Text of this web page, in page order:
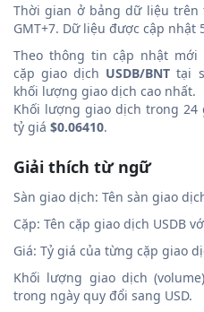
Thời gian ở bảng dữ liệu
GMT+7. Dữ liệu được cập nhật
Theo thông tin cập nhật mới
cặp giao dịch USDB/BNT tại
khối lượng giao dịch cao nhất.
Khối lượng giao dịch trong
tỷ giá $0.06410.
Giải thích từ ngữ
Sàn giao dịch: Tên sàn giao
Cặp: Tên cặp giao dịch USDB
Giá: Tỷ giá của từng cặp giao
Khối lượng giao dịch
trong ngày quy đổi sang USD.